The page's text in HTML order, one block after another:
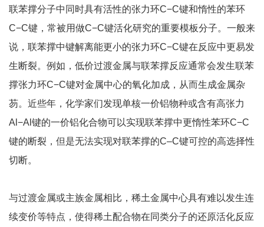
联苯撑分子中同时具有活性的张力环C−C键和惰性的苯环
C−C键，常被用做C−C键活化研究的重要模板分子。一般来
说，联苯撑中键解离能更小的张力环C−C键在反应中更易发
生断裂。例如，低价过渡金属与联苯撑反应通常会发生联苯
撑张力环C−C键对金属中心的氧化加成，从而生成金属杂
芴。近些年，化学家们发现单核一价铝物种或含有高张力
Al−Al键的一价铝化合物可以实现联苯撑中更惰性苯环C−C
键的断裂，但是无法实现对联苯撑的C–C键可控的高选择性
切断。
与过渡金属或主族金属相比，稀土金属中心具有难以发生连
续变价等特点，使得稀土配合物在同类分子的还原活化反应